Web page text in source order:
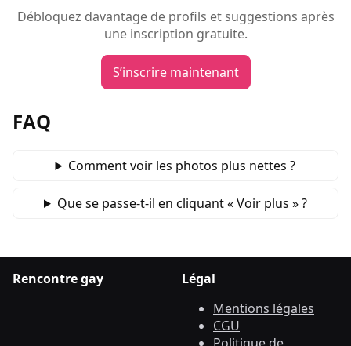
Débloquez davantage de profils et suggestions après
une inscription gratuite.
S’inscrire maintenant
FAQ
Comment voir les photos plus nettes ?
Que se passe‑t‑il en cliquant « Voir plus » ?
Rencontre gay
Légal
Mentions légales
CGU